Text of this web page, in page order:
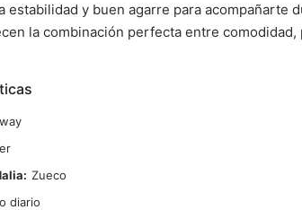
estabilidad y buen agarre para acompañarte
la combinación perfecta entre
Zueco
diario